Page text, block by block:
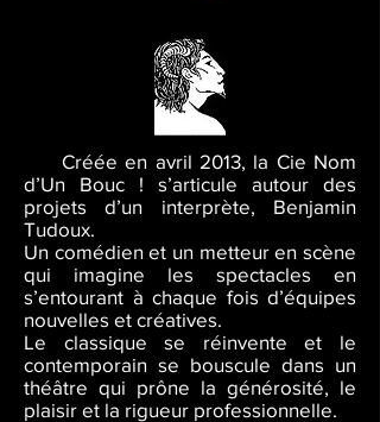
Créée en avril 2013, la Cie Nom
d’Un Bouc ! s’articule autour des
projets d’un interprète, Benjamin
Tudoux.
Un comédien et un metteur en scène
qui imagine les spectacles en
s’entourant à chaque fois d’équipes
nouvelles et créatives.
Le classique se réinvente et le
contemporain se bouscule dans un
théâtre qui prône la générosité, le
plaisir et la rigueur professionnelle.